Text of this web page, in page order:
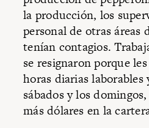
la producción, los
personal de otras áreas
tenían contagios.
se resignaron porque
horas diarias
sábados y los
más dólares en la